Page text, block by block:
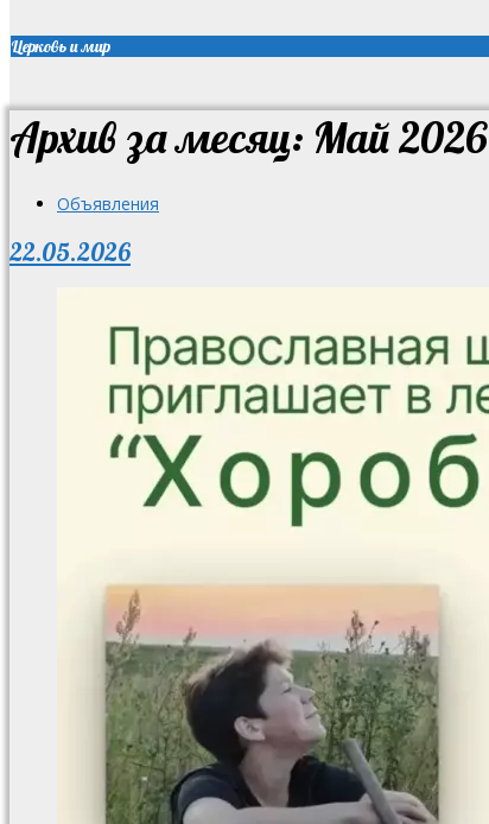
Церковь и мир
Архив за месяц: Май 2026
Объявления
22.05.2026